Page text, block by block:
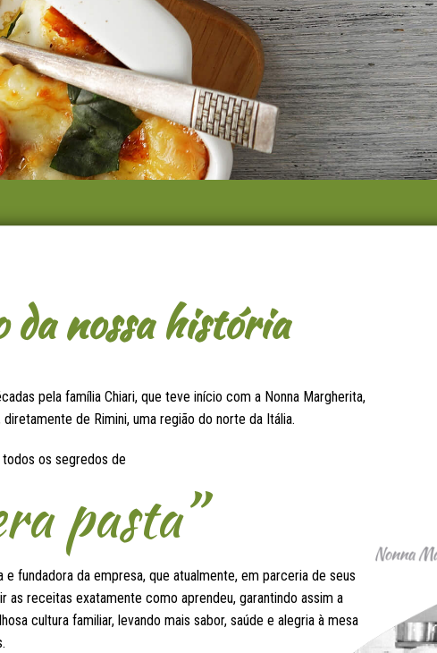
da nossa história
pela família Chiari, que teve início com a Nonna Margherita,
de Rimini, uma região do norte da Itália.
todos os segredos de
pasta”
e fundadora da empresa, que atualmente, em parceria de seus
as receitas exatamente como aprendeu, garantindo assim a
cultura familiar, levando mais sabor, saúde e alegria à mesa